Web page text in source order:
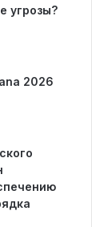
угрозы?
2026